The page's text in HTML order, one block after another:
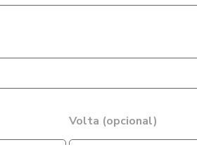
Volta (opcional)